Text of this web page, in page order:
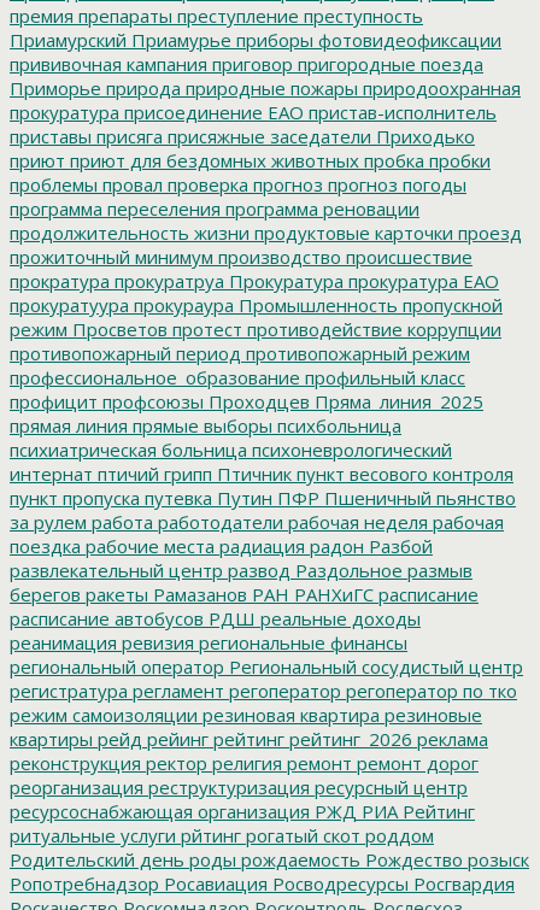
премия препараты преступление преступность
Приамурский Приамурье приборы фотовидеофиксации
прививочная кампания приговор пригородные поезда
Приморье природа природные пожары природоохранная
прокуратура присоединение ЕАО пристав-исполнитель
приставы присяга присяжные заседатели Приходько
приют приют для бездомных животных пробка пробки
проблемы провал проверка прогноз прогноз погоды
программа переселения программа реновации
продолжительность жизни продуктовые карточки проезд
прожиточный минимум производство происшествие
прократура прокуратруа Прокуратура прокуратура ЕАО
прокуратуура прокураура Промышленность пропускной
режим Просветов протест противодействие коррупции
противопожарный период противопожарный режим
профессиональное_образование профильный класс
профицит профсоюзы Проходцев Пряма_линия_2025
прямая линия прямые выборы психбольница
психиатрическая больница психоневрологический
интернат птичий грипп Птичник пункт весового контроля
пункт пропуска путевка Путин ПФР Пшеничный пьянство
за рулем работа работодатели рабочая неделя рабочая
поездка рабочие места радиация радон Разбой
развлекательный центр развод Раздольное размыв
берегов ракеты Рамазанов РАН РАНХиГС расписание
расписание автобусов РДШ реальные доходы
реанимация ревизия региональные финансы
региональный оператор Региональный сосудистый центр
регистратура регламент регоператор регоператор по тко
режим самоизоляции резиновая квартира резиновые
квартиры рейд рейинг рейтинг рейтинг_2026 реклама
реконструкция ректор религия ремонт ремонт дорог
реорганизация реструктуризация ресурсный центр
ресурсоснабжающая организация РЖД РИА Рейтинг
ритуальные услуги рйтинг рогатый скот роддом
Родительский день роды рождаемость Рождество розыск
Ропотребнадзор Росавиация Росводресурсы Росгвардия